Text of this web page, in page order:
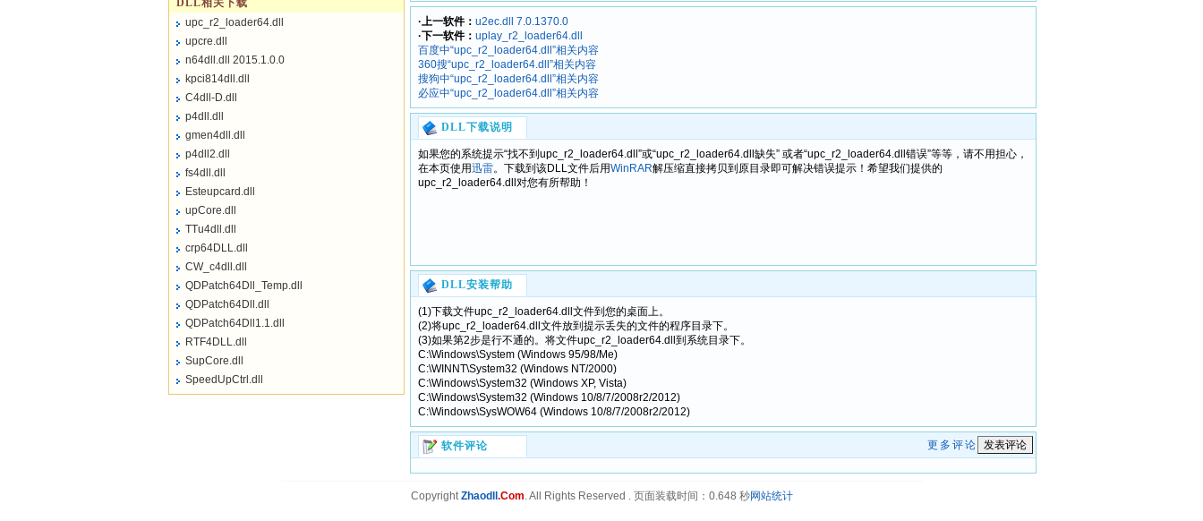
·上一软件： u2ec.dll 7.0.1370.0
·下一软件： uplay_r2_loader64.dll
百度中“upc_r2_loader64.dll”相关内容
360搜“upc_r2_loader64.dll”相关内容
搜狗中“upc_r2_loader64.dll”相关内容
必应中“upc_r2_loader64.dll”相关内容
DLL下载说明
如果您的系统提示“找不到upc_r2_loader64.dll”或“upc_r2_loader64.dll缺失” 或者“upc_r2_loader64.dll错误”等等，请不用担心，
在本页使用迅雷。下载到该DLL文件后用WinRAR解压缩直接拷贝到原目录即可解决错误提示！希望我们提供的
upc_r2_loader64.dll对您有所帮助！
DLL安装帮助
(1)下载文件upc_r2_loader64.dll文件到您的桌面上。
(2)将upc_r2_loader64.dll文件放到提示丢失的文件的程序目录下。
(3)如果第2步是行不通的。将文件upc_r2_loader64.dll到系统目录下。
C:\Windows\System (Windows 95/98/Me)
C:\WINNT\System32 (Windows NT/2000)
C:\Windows\System32 (Windows XP, Vista)
C:\Windows\System32 (Windows 10/8/7/2008r2/2012)
C:\Windows\SysWOW64 (Windows 10/8/7/2008r2/2012)
软件评论 更多评论
DLL相关下载
upc_r2_loader64.dll
upcre.dll
n64dll.dll 2015.1.0.0
kpci814dll.dll
C4dll-D.dll
p4dll.dll
gmen4dll.dll
p4dll2.dll
fs4dll.dll
Esteupcard.dll
upCore.dll
TTu4dll.dll
crp64DLL.dll
CW_c4dll.dll
QDPatch64Dll_Temp.dll
QDPatch64Dll.dll
QDPatch64Dll1.1.dll
RTF4DLL.dll
SupCore.dll
SpeedUpCtrl.dll
CopyrightZhaodll .Com. All Rights Reserved . 页面装载时间：0.648 秒网站统计